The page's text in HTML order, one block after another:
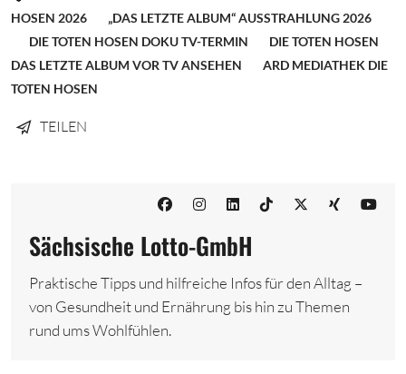
HOSEN 2026
„DAS LETZTE ALBUM“ AUSSTRAHLUNG 2026
DIE TOTEN HOSEN DOKU TV-TERMIN
DIE TOTEN HOSEN
DAS LETZTE ALBUM VOR TV ANSEHEN
ARD MEDIATHEK DIE
TOTEN HOSEN
TEILEN
Sächsische Lotto-GmbH
Praktische Tipps und hilfreiche Infos für den Alltag –
von Gesundheit und Ernährung bis hin zu Themen
rund ums Wohlfühlen.